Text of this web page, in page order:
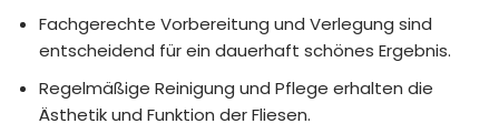
Fachgerechte Vorbereitung und Verlegung sind
entscheidend für ein dauerhaft schönes Ergebnis.
Regelmäßige Reinigung und Pflege erhalten die
Ästhetik und Funktion der Fliesen.